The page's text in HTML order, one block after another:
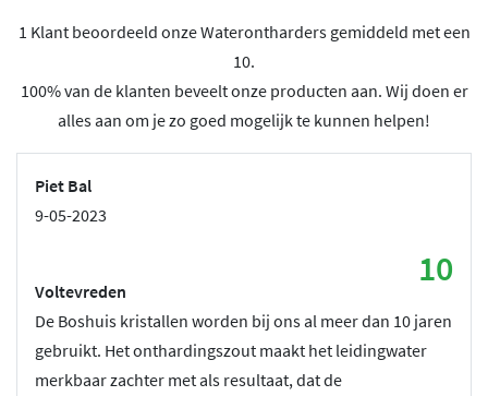
1 Klant beoordeeld onze Waterontharders gemiddeld met een
10.
100% van de klanten beveelt onze producten aan. Wij doen er
alles aan om je zo goed mogelijk te kunnen helpen!
Piet Bal
9-05-2023
10
Voltevreden
De Boshuis kristallen worden bij ons al meer dan 10 jaren
gebruikt. Het onthardingszout maakt het leidingwater
merkbaar zachter met als resultaat, dat de